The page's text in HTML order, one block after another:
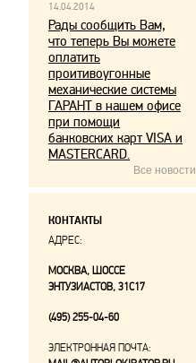
14.04.2014
Рады сообщить Вам,
что теперь Вы можете
оплатить
проитивоугонные
механические системы
ГАРАНТ в нашем офисе
при помощи
банковских карт VISA и
MASTERCARD.
Все новости
КОНТАКТЫ
АДРЕС:
МОСКВА, ШОССЕ
ЭНТУЗИАСТОВ, 31С17
(495) 255-04-60
ЭЛЕКТРОННАЯ ПОЧТА: